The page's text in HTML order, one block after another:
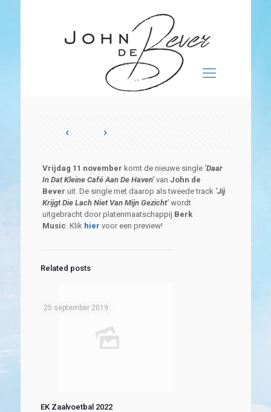
Vrijdag 11 november komt de nieuwe single ‘Daar
In Dat Kleine Café Aan De Haven’ van John de
Bever uit. De single met daarop als tweede track ‘Jij
Krijgt Die Lach Niet Van Mijn Gezicht’ wordt
uitgebracht door platenmaatschappij Berk
Music. Klik hier voor een preview!
Related posts
25 september 2019
EK Zaalvoetbal 2022